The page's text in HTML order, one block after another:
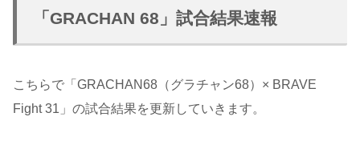
「GRACHAN 68」試合結果速報
こちらで「GRACHAN68（グラチャン68）× BRAVE
Fight 31」の試合結果を更新していきます。